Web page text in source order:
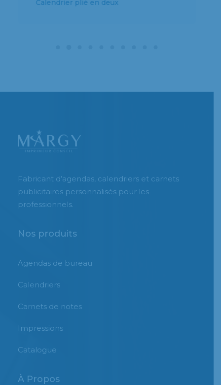
Calendrier plié en deux
Fabricant d’agendas, calendriers et carnets
publicitaires personnalisés pour les
professionnels.
Nos produits
Agendas de bureau
Calendriers
Carnets de notes
Impressions
Catalogue
À Propos